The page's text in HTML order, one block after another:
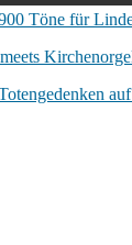
Töne für